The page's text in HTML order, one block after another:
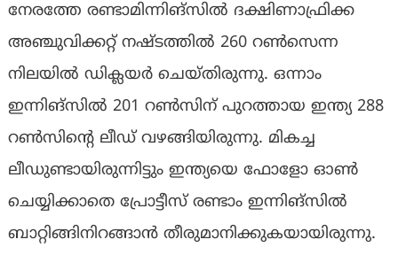
നേരത്തേ രണ്ടാമിന്നിങ്‌സില്‍ ദക്ഷിണാഫ്രിക്ക
അഞ്ചുവിക്കറ്റ് നഷ്ടത്തില്‍ 260 റണ്‍സെന്ന
നിലയില്‍ ഡിക്ലയര്‍ ചെയ്തിരുന്നു. ഒന്നാം
ഇന്നിങ്‌സില്‍ 201 റണ്‍സിന് പുറത്തായ ഇന്ത്യ 288
റണ്‍സിന്റെ ലീഡ് വഴങ്ങിയിരുന്നു. മികച്ച
ലീഡുണ്ടായിരുന്നിട്ടും ഇന്ത്യയെ ഫോളോ ഓണ്‍
ചെയ്യിക്കാതെ പ്രോട്ടീസ് രണ്ടാം ഇന്നിങ്‌സില്‍
ബാറ്റിങ്ങിനിറങ്ങാന്‍ തീരുമാനിക്കുകയായിരുന്നു.